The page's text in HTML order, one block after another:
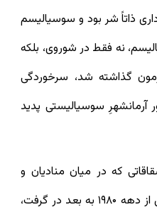
ذاتاً شر بود و سوسیالیسم
نه فقط در شوروی، بلکه
گذاشته شد، سرخوردگی
سوسیالیستی پدید
که در میان منادیان و
حاملان اندیشه‌ی چپ، بخصوص از دهه ۱۹۸۰ به بعد در گرفت،